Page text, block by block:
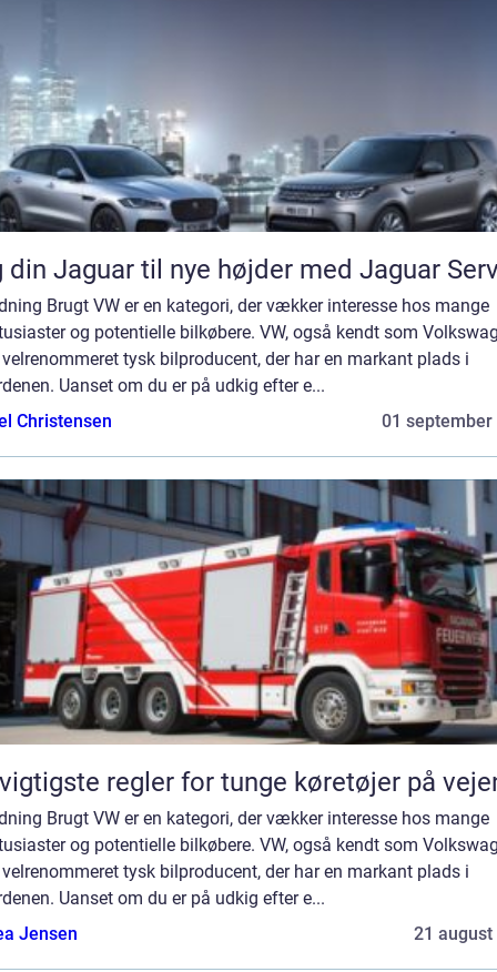
din Jaguar til nye højder med Jaguar
Brugt VW er en kategori, der vækker interesse hos mange
og potentielle bilkøbere. VW, også kendt som
velrenommeret tysk bilproducent, der har en markant plads i
Uanset om du er på udkig efter e...
Christensen
01 september
regler for tunge køretøjer på
Brugt VW er en kategori, der vækker interesse hos mange
og potentielle bilkøbere. VW, også kendt som
velrenommeret tysk bilproducent, der har en markant plads i
Uanset om du er på udkig efter e...
Jensen
21 august